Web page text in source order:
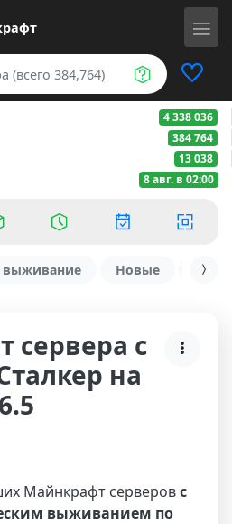
4 338 036
384 764
13 038
8 авг. в 02:00
выживание Новые С
сервера с
на
Майнкрафт серверовс
выживанием по